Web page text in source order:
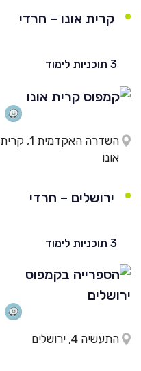
קרית אונו – חרדי
3 תוכניות לימוד
השדרה האקדמית 1, קרית
אונו
ירושלים – חרדי
3 תוכניות לימוד
התעשיה 4, ירושלים